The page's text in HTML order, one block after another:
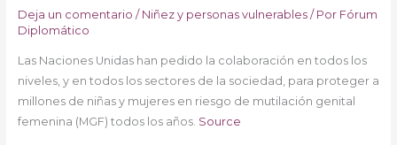
Deja un comentario / Niñez y personas vulnerables/ Por Fórum
Diplomático
Las Naciones Unidas han pedido la colaboración en todos los
niveles, y en todos los sectores de la sociedad, para proteger a
millones de niñas y mujeres en riesgo de mutilación genital
femenina (MGF) todos los años. Source